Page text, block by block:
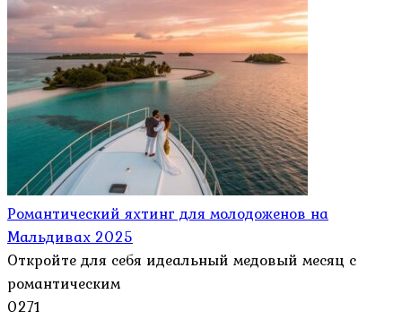
Романтический яхтинг для молодоженов на
Мальдивах 2025
Откройте для себя идеальный медовый месяц с
романтическим
0271